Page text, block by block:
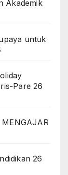
Akademik
untuk
Pare 26
26